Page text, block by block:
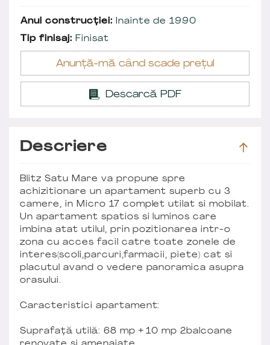
Anul construcției: Inainte de 1990
Tip finisaj: Finisat
Anunță-mă când scade prețul
Descarcă PDF
Descriere
Blitz Satu Mare va propune spre
achizitionare un apartament superb cu 3
camere, in Micro 17 complet utilat si mobilat.
Un apartament spatios si luminos care
imbina atat utilul, prin pozitionarea intr-o
zona cu acces facil catre toate zonele de
interes(scoli,parcuri,farmacii, piete) cat si
placutul avand o vedere panoramica asupra
orasului.
Caracteristici apartament:
Suprafață utilă: 68 mp + 10 mp 2balcoane